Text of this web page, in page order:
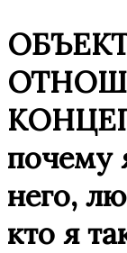
почему
него,
кто я